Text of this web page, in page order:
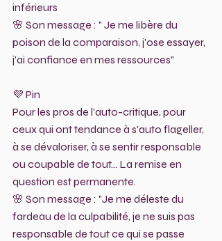
inférieurs
🌸 Son message : " Je me libère du
poison de la comparaison, j'ose essayer,
j'ai confiance en mes ressources"
💜 Pin
Pour les pros de l'auto-critique, pour
ceux qui ont tendance à s'auto flageller,
à se dévaloriser, à se sentir responsable
ou coupable de tout... La remise en
question est permanente.
🌸 Son message : "Je me déleste du
fardeau de la culpabilité, je ne suis pas
responsable de tout ce qui se passe